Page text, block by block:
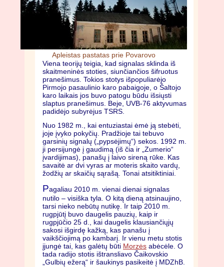
Apleistas pastatas prie Povarovo
Viena teorijų teigia, kad signalas sklinda iš
skaitmeninės stoties, siunčiančios šifruotus
pranešimus. Tokios stotys išpopuliarėjo
Pirmojo pasaulinio karo pabaigoje, o Šaltojo
karo laikais jos buvo patogu būdu išsiųsti
slaptus pranešimus. Beje, UVB-76 aktyvumas
padidėjo subyrėjus TSRS.
Nuo 1982 m., kai entuziastai ėmė ją stebėti,
joje įvyko pokyčių. Pradžioje tai tebuvo
garsinių signalų („pypsėjimų“) sekos. 1992 m.
ji persijungė į gaudimą (iš čia ir „Zumerio“
įvardijimas), panašų į laivo sireną rūke. Kas
savaitė ar dvi vyras ar moteris skaito vardų,
žodžių ar skaičių sąrašą. Tonai atsitiktiniai.
Pagaliau 2010 m. vienai dienai signalas
nutilo – visiška tyla. O kitą dieną atsinaujino,
tarsi nieko nebūtų nutikę. Ir taip 2010 m.
rugpjūtį buvo daugelis pauzių, kaip ir
rugpjūčio 25 d., kai daugelis klausiančiųjų
sakosi išgirdę kažką, kas panašu į
vaikščiojimą po kambarį. Ir vienu metu stotis
įjungė tai, kas galėtų būti Morzės abėcėle. O
tada radijo stotis ištransliavo Čaikovskio
„Gulbių ežerą“ ir šaukinys pasikeitė į MDZhB.